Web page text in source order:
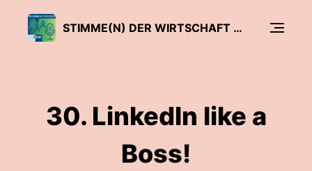
STIMME(N) DER WIRTSCHAFT - DER SIHK PODCAST
30. LinkedIn like a
Boss!